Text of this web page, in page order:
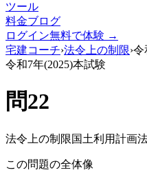
ツール
料金ブログ
ログイン無料で体験 →
宅建コーチ›法令上の制限›令
令和7年(2025)本試験
問22
法令上の制限国土利用計画
この問題の全体像